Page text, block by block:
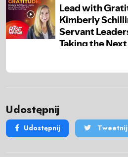
Udostępnij
Udostępnij Tweetnij